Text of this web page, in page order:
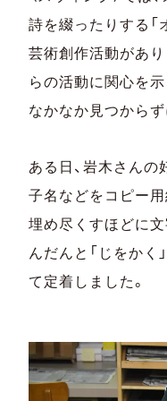
詩を綴ったりする「
芸術創作活動があ
らの活動に関心を
なかなか見つからず
ある日、岩木さん
子名などをコピー
埋め尽くすほどに
んだんと「じをかく
て定着しました。